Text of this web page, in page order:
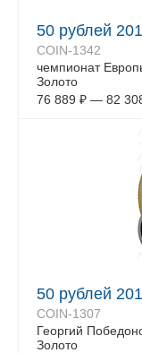
50 рублей
COIN-1342
чемпионат
Золото
76 889 ₽ — 82
50 рублей
COIN-1307
Георгий
Золото